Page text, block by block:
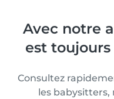
Avec notre
est
Consultez
les